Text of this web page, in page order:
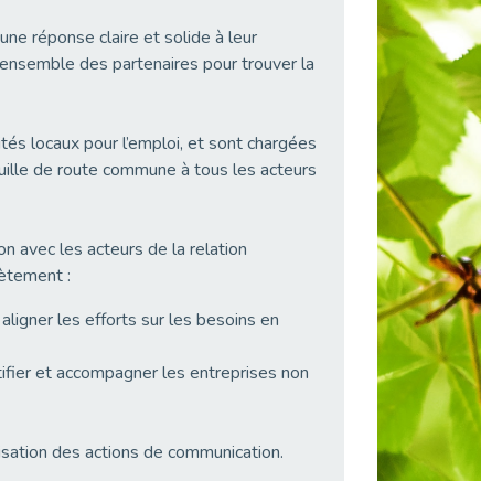
réponse claire et solide à leur
des partenaires pour trouver la
locaux pour l’emploi, et sont chargées
de route commune à tous les acteurs
avec les acteurs de la relation
:
les efforts sur les besoins en
et accompagner les entreprises non
des actions de communication.